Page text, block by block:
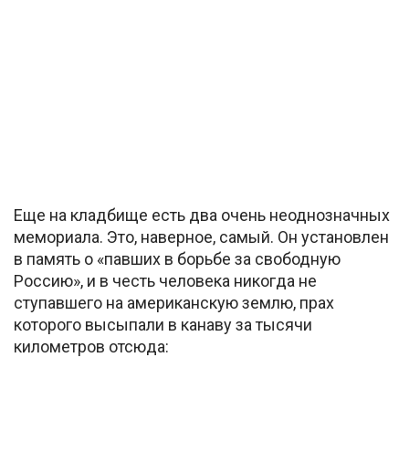
Еще на кладбище есть два очень неоднозначных
мемориала. Это, наверное, самый. Он установлен
в память о «павших в борьбе за свободную
Россию», и в честь человека никогда не
ступавшего на американскую землю, прах
которого высыпали в канаву за тысячи
километров отсюда: